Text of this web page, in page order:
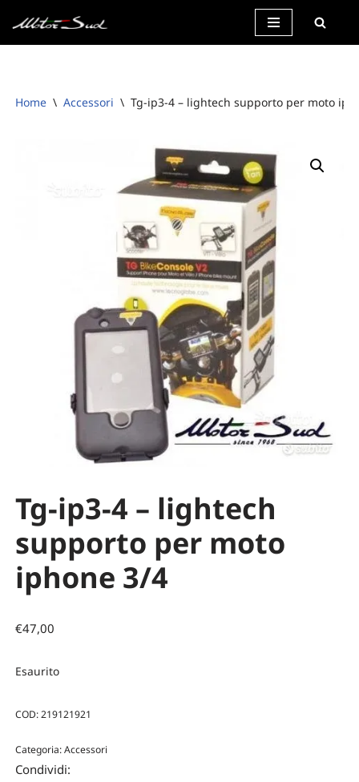
Vai
Home \ Accessori \ Tg-ip3-4 – lightech supporto per moto
Tg-ip3-4 – lightech
supporto per moto
iphone 3/4
€47,00
Esaurito
COD:219121921
Categoria:Accessori
Condividi: